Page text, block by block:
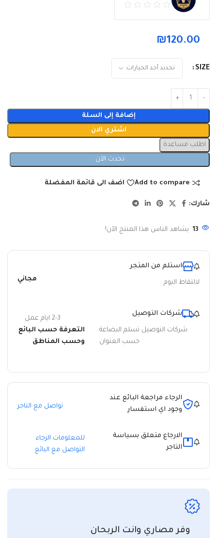
₪120.00
SIZE
إضافة إلى السلة
اشتري الان
اطلب مساعدة
تحدث الآن
Add to compare اضف الى قائمة المفضلة
شارك:
13 يشاهد الناس هذا المنتج الآن!
استلم من المتجر
لالتقاط اليوم مجاني
شركات التوصيل
شركات التوصيل تسلم البضاعة
حسب العنوان
2-3 ايام عمل
التعرفة حسب البائع
وحسب المناطق
الرجاء مراجعة البائع عند
وجود اي استفسار
تواصل مع التاجر
الارجاع متعلق بسياسة
التاجر
للمعلومات الرجاء
التواصل مع البائع
وفر مصاري وانت الربحان